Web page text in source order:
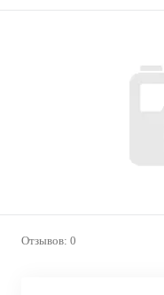
Отзывов: 0